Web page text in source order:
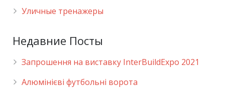
Уличные тренажеры
Недавние Посты
Запрошення на виставку InterBuildExpo 2021
Алюмінієві футбольні ворота